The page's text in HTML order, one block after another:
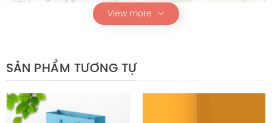
View more
SẢN PHẨM TƯƠNG TỰ